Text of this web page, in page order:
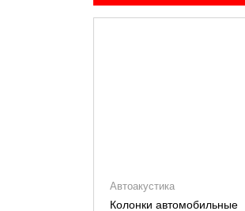
Автоакустика
Колонки автомобильные